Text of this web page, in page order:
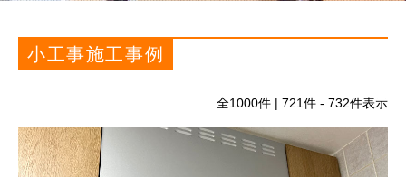
小工事施工事例
全1000件 | 721件 - 732件表示